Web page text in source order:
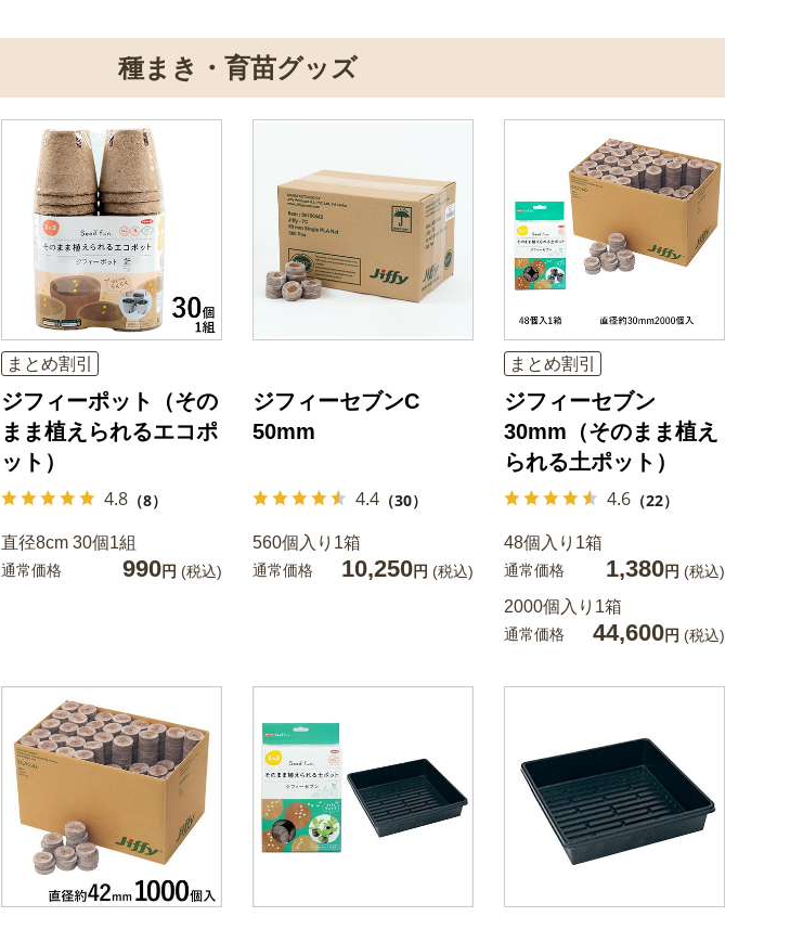
種まき・育苗グッズ
まとめ割引
ジフィーポット（その
まま植えられるエコポ
ット）
4.8 （8）
直径8cm 30個1組
通常価格 990円 (税込)
ジフィーセブンC
50mm
4.4 （30）
560個入り1箱
通常価格 10,250円 (税込)
まとめ割引
ジフィーセブン
30mm（そのまま植え
られる土ポット）
4.6 （22）
48個入り1箱
通常価格 1,380円 (税込)
2000個入り1箱
通常価格 44,600円 (税込)